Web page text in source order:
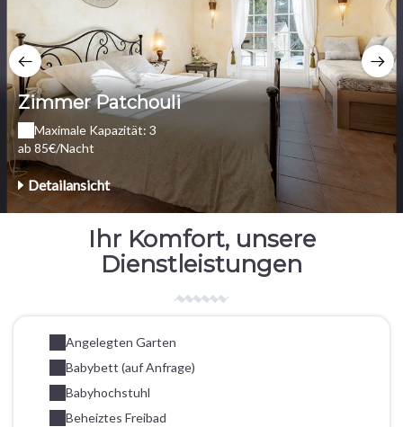
Zimmer Patchouli
Maximale Kapazität: 3
ab 85€/Nacht
Detailansicht
Ihr Komfort, unsere
Dienstleistungen
Angelegten Garten
Babybett (auf Anfrage)
Babyhochstuhl
Beheiztes Freibad